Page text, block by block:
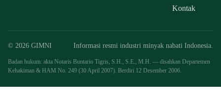
Kontak
© 2026 GIMNI Informasi resmi industri minyak nabati Indonesia.
Badan hukum: akta Notaris Buntario Tigris, S.H., S.E., M.H. — disahkan Departemen
Kehakiman & HAM No. 249 (30 April 2007). Berdiri 12 Desember 2006.